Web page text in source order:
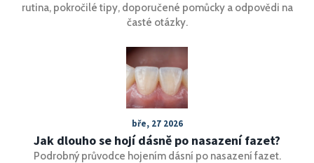
rutina, pokročilé tipy, doporučené pomůcky a odpovědi na
časté otázky.
bře, 27 2026
Jak dlouho se hojí dásně po nasazení fazet?
Podrobný průvodce hojením dásní po nasazení fazet.